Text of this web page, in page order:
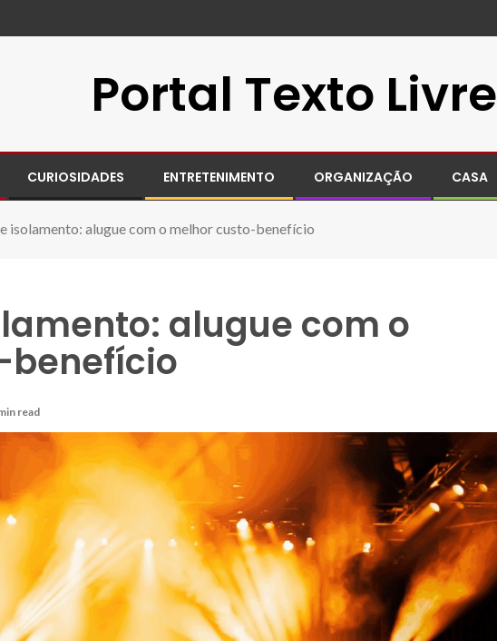
Portal Texto Livre
CURIOSIDADES ENTRETENIMENTO ORGANIZAÇÃO CASA
isolamento: alugue com o melhor custo-benefício
alugue com o
read